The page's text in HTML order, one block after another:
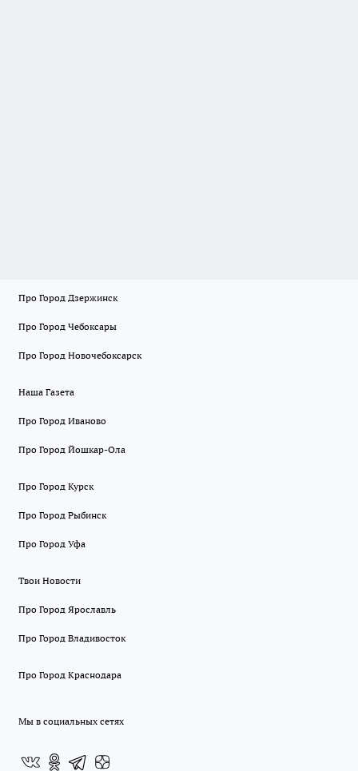
Про Город Дзержинск
Про Город Чебоксары
Про Город Новочебоксарск
Наша Газета
Про Город Иваново
Про Город Йошкар-Ола
Про Город Курск
Про Город Рыбинск
Про Город Уфа
Твои Новости
Про Город Ярославль
Про Город Владивосток
Про Город Краснодара
Мы в социальных сетях